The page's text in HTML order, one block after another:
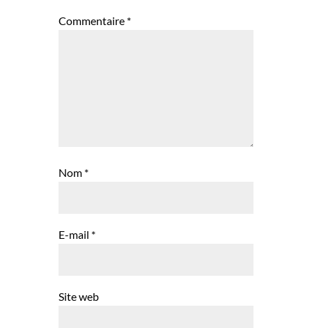
Commentaire *
Nom *
E-mail *
Site web